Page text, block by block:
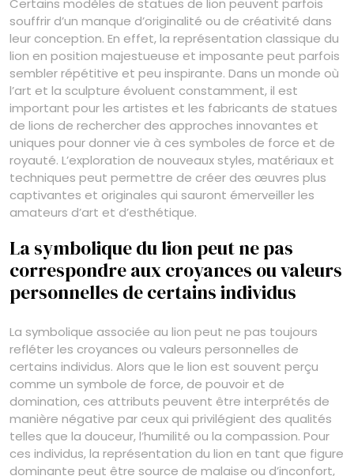
Certains modèles de statues de lion peuvent parfois
souffrir d’un manque d’originalité ou de créativité dans
leur conception. En effet, la représentation classique du
lion en position majestueuse et imposante peut parfois
sembler répétitive et peu inspirante. Dans un monde où
l’art et la sculpture évoluent constamment, il est
important pour les artistes et les fabricants de statues
de lions de rechercher des approches innovantes et
uniques pour donner vie à ces symboles de force et de
royauté. L’exploration de nouveaux styles, matériaux et
techniques peut permettre de créer des œuvres plus
captivantes et originales qui sauront émerveiller les
amateurs d’art et d’esthétique.
La symbolique du lion peut ne pas
correspondre aux croyances ou valeurs
personnelles de certains individus
La symbolique associée au lion peut ne pas toujours
refléter les croyances ou valeurs personnelles de
certains individus. Alors que le lion est souvent perçu
comme un symbole de force, de pouvoir et de
domination, ces attributs peuvent être interprétés de
manière négative par ceux qui privilégient des qualités
telles que la douceur, l’humilité ou la compassion. Pour
ces individus, la représentation du lion en tant que figure
dominante peut être source de malaise ou d’inconfort,